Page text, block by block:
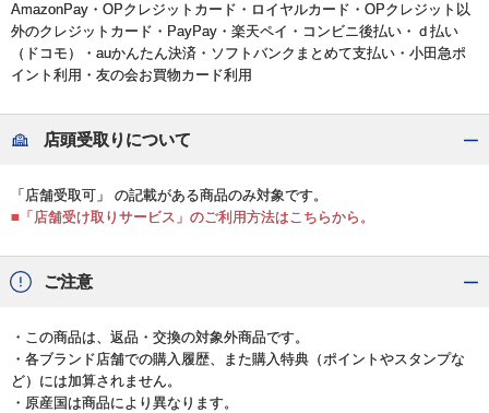
AmazonPay・OPクレジットカード・ロイヤルカード・OPクレジット以
外のクレジットカード・PayPay・楽天ペイ・コンビニ後払い・ｄ払い
（ドコモ）・auかんたん決済・ソフトバンクまとめて支払い・小田急ポ
イント利用・友の会お買物カード利用
店頭受取りについて
「店舗受取可」 の記載がある商品のみ対象です。
■「店舗受け取りサービス」のご利用方法はこちらから。
ご注意
・この商品は、返品・交換の対象外商品です。
・各ブランド店舗での購入履歴、また購入特典（ポイントやスタンプな
ど）には加算されません。
・原産国は商品により異なります。